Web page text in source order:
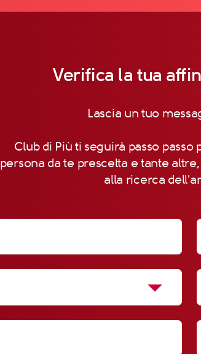
Verifica la tua
Lascia un tuo
Club di Più ti seguirà passo
persona da te prescelta e tante
alla ricerca